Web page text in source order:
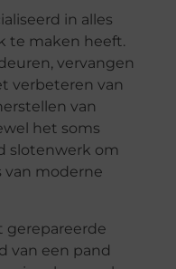
in alles
te maken heeft.
vervangen
verbeteren van
van
het soms
slotenwerk om
van moderne
gerepareerde
van een pand